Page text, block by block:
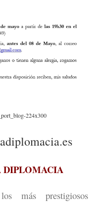
DIPLOMACIA
más prestigiosos